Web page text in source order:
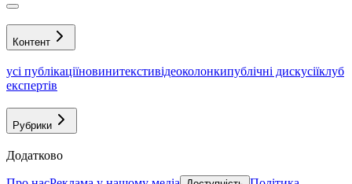
Контент
усі публікаціїновинитекстивідеоколонкипублічні дискусіїклуб
експертів
Рубрики
Додатково